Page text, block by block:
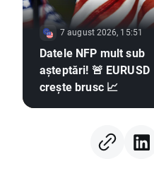
7 august 2026, 15:51
Datele NFP mult sub
așteptări! 🚨 EURUSD
crește brusc 📈